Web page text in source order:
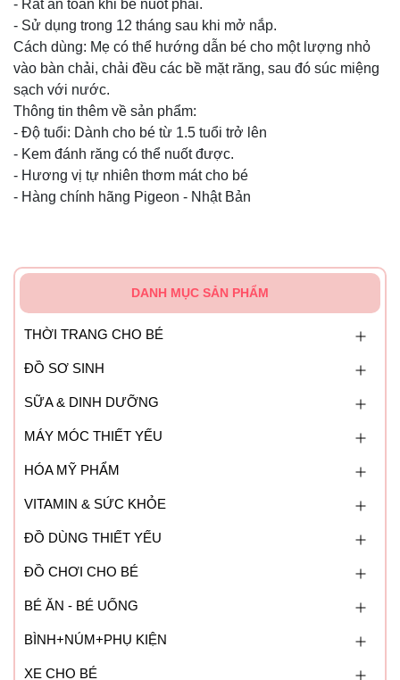
- Rất an toàn khi bé nuốt phải.
- Sử dụng trong 12 tháng sau khi mở nắp.
Cách dùng: Mẹ có thể hướng dẫn bé cho một lượng nhỏ
vào bàn chải, chải đều các bề mặt răng, sau đó súc miệng
sạch với nước.
Thông tin thêm về sản phẩm:
- Độ tuổi: Dành cho bé từ 1.5 tuổi trở lên
- Kem đánh răng có thể nuốt được.
- Hương vị tự nhiên thơm mát cho bé
- Hàng chính hãng Pigeon - Nhật Bản
DANH MỤC SẢN PHẨM
THỜI TRANG CHO BÉ
ĐỒ SƠ SINH
SỮA & DINH DƯỠNG
MÁY MÓC THIẾT YẾU
HÓA MỸ PHẨM
VITAMIN & SỨC KHỎE
ĐỒ DÙNG THIẾT YẾU
ĐỒ CHƠI CHO BÉ
BÉ ĂN - BÉ UỐNG
BÌNH+NÚM+PHỤ KIỆN
XE CHO BÉ